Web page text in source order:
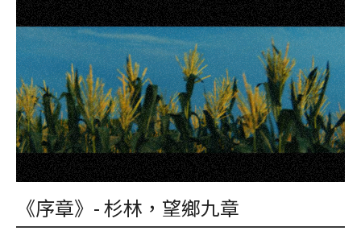
《序章》- 杉林，望鄉九章